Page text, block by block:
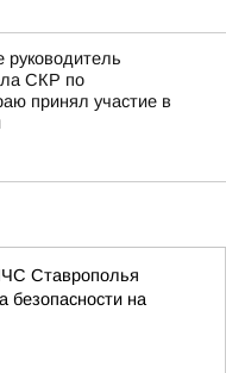
руководитель
СКР по
принял участие в
Ставрополья
безопасности на